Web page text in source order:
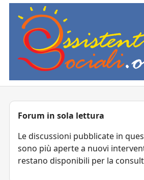
Forum in sola lettura
Le discussioni pubblicate in
sono più aperte a nuovi
restano disponibili per la